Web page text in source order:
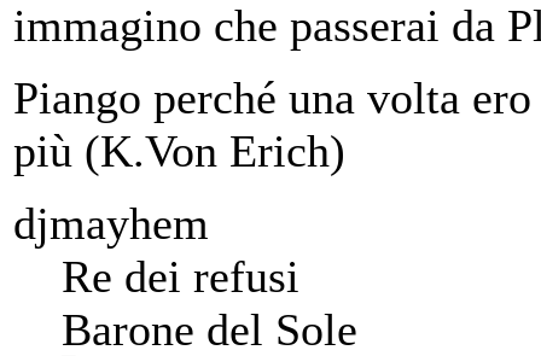
immagino che passerai da
Piango perché una volta
più (K.Von Erich)
djmayhem
Re dei refusi
Barone del Sole